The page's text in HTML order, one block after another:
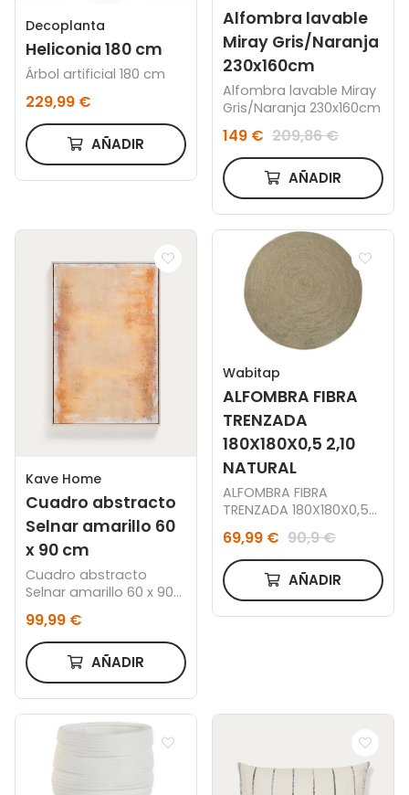
Decoplanta
Heliconia 180 cm
Árbol artificial 180 cm
229,99 €
AÑADIR
Alfombra lavable
Miray Gris/Naranja
230x160cm
Alfombra lavable Miray
Gris/Naranja 230x160cm
149 € 209,86 €
AÑADIR
Kave Home
Cuadro abstracto
Selnar amarillo 60
x 90 cm
Cuadro abstracto
Selnar amarillo 60 x 90
99,99 €
AÑADIR
Wabitap
ALFOMBRA FIBRA
TRENZADA
180X180X0,5 2,10
NATURAL
ALFOMBRA FIBRA
TRENZADA 180X180X0,5
2,10 NATURAL
69,99 € 90,9 €
AÑADIR